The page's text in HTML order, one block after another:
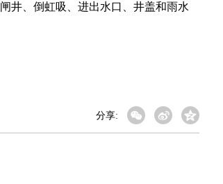
井、倒虹吸、进出水口、井盖和雨水
分享: